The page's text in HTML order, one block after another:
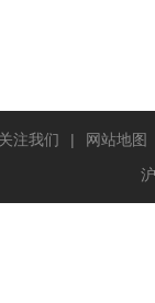
关注我们 |
网站地图